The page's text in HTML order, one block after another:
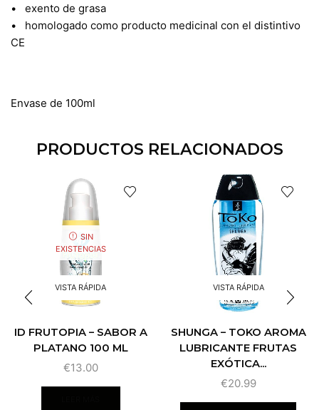
• exento de grasa
• homologado como producto medicinal con el distintivo
CE
Envase de 100ml
PRODUCTOS RELACIONADOS
SIN
EXISTENCIAS
VISTA RÁPIDA
ID FRUTOPIA – SABOR A
PLATANO 100 ML
€13.00
VISTA RÁPIDA
SHUNGA – TOKO AROMA
LUBRICANTE FRUTAS
EXÓTICA...
€20.99